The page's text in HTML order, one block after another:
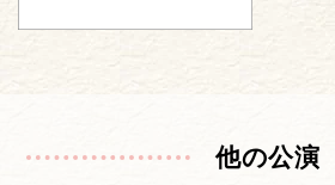
他の公演